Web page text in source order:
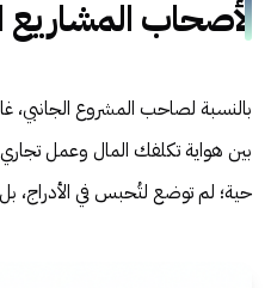
لأصحاب المشاريع
بالنسبة لصاحب المشروع الجانبي،
بين هواية تكلفك المال وعمل
حية؛ لم توضع لتُحبس في الأدراج،